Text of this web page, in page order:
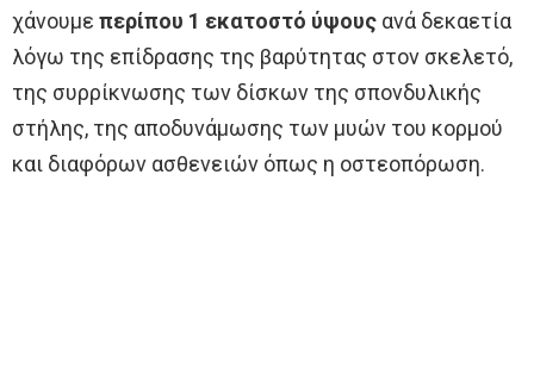
χάνουμε περίπου 1 εκατοστό ύψους ανά δεκαετία
λόγω της επίδρασης της βαρύτητας στον σκελετό,
της συρρίκνωσης των δίσκων της σπονδυλικής
στήλης, της αποδυνάμωσης των μυών του κορμού
και διαφόρων ασθενειών όπως η οστεοπόρωση.